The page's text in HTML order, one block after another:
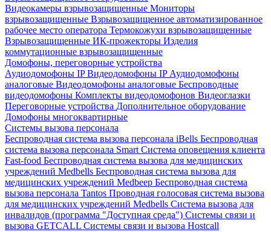
Видеокамеры взрывозащищенные Мониторы
взрывозащищенные Взрывозащищенное автоматизированное
рабочее место оператора Термокожухи взрывозащищенные
Взрывозащищенные ИК-прожекторы Изделия
коммутационные взрывозащищенные
Домофоны, переговорные устройства
Аудиодомофоны IPВидеодомофоны IP Аудиодомофоны
аналоговые Видеодомофоны аналоговые Беспроводные
видеодомофоны Комплекты видеодомофонов Видеоглазки
Переговорные устройства Дополнительное оборудование
Домофоны многоквартирные
Системы вызова персонала
Беспроводная система вызова персонала iBells Беспроводная
система вызова персонала Smart Система оповещения клиента
Fast-food Беспроводная система вызова для медицинских
учреждений Medbells Беспроводная система вызова для
медицинских учреждений Medbeep Беспроводная система
вызова персонала Tantos Проводная голосовая система вызова
для медицинских учреждений Medbells Система вызова для
инвалидов (программа "Доступная среда") Системы связи и
вызова GETCALL Системы связи и вызова Hostcall